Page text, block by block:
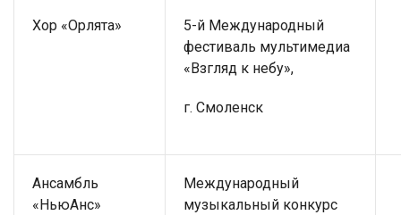
Хор «Орлята»
5-й Международный
фестиваль мультимедиа
«Взгляд к небу»,
г. Смоленск
Ансамбль
«НьюАнс»
Международный
музыкальный конкурс